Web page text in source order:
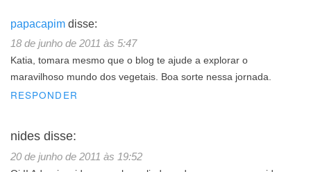
papacapim disse:
18 de junho de 2011 às 5:47
Katia, tomara mesmo que o blog te ajude a explorar o
maravilhoso mundo dos vegetais. Boa sorte nessa jornada.
RESPONDER
nides disse:
20 de junho de 2011 às 19:52